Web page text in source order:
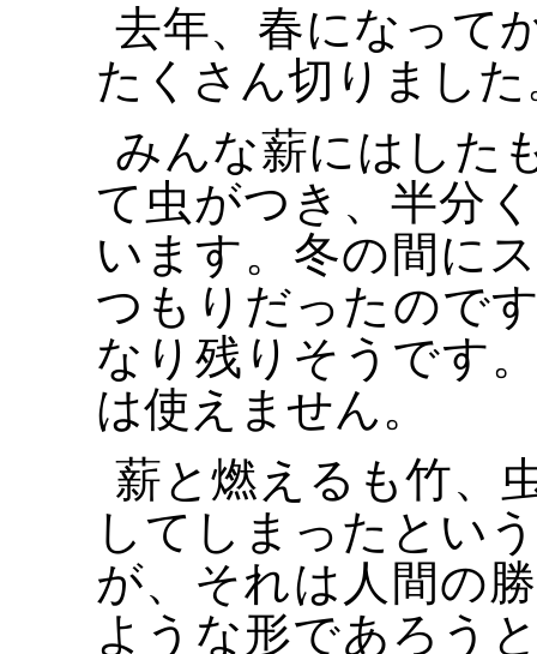
去年、春になって
たくさん切りました
みんな薪にはした
て虫がつき、半分
います。冬の間に
つもりだったので
なり残りそうです
は使えません。
薪と燃えるも竹、
してしまったとい
が、それは人間の
ような形であろう